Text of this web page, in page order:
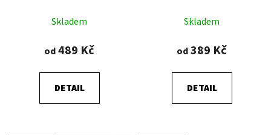
hodnocení
produktu
5,0
z
Skladem
od489 Kč
DETAIL
hodnocení
produktu
4,7
z
Skladem
od389 Kč
DETAIL